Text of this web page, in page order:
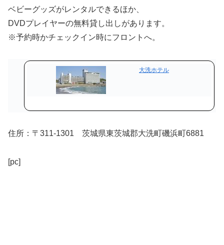
ベビーグッズがレンタルできるほか、
DVDプレイヤーの無料貸し出しがあります。
※予約時かチェックイン時にフロントへ。
大洗ホテル
住所：〒311-1301 茨城県東茨城郡大洗町磯浜町6881
[pc]